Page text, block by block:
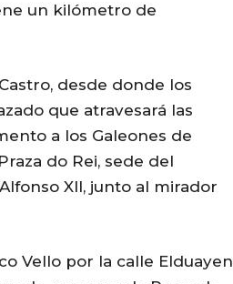
un kilómetro de
desde donde los
que atravesará las
a los Galeones de
do Rei, sede del
XII, junto al mirador
Vello por la calle Elduayen